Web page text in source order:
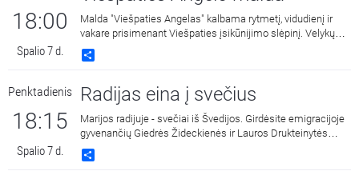
18:00
Spalio 7 d.
Malda "Viešpaties Angelas" kalbama rytmetį, vidudienį ir
vakare prisimenant Viešpaties įsikūnijimo slėpinį. Velykų
laiku triskart per dieną vietoj šios maldos Bažnyčia
meldžiasi malda "Dangaus Karaliene", drauge su
Jo prisikėlimą iš numirusių.
Penktadienis
18:15
Spalio 7 d.
Radijas eina į svečius
Marijos radijuje - svečiai iš Švedijos. Girdėsite emigracijoje
gyvenančių Giedrės Žideckienės ir Lauros Drukteinytės
pokalbį apie gyvenimą kitoje šalyje, šeimą ir tikėjimo
kelionę.